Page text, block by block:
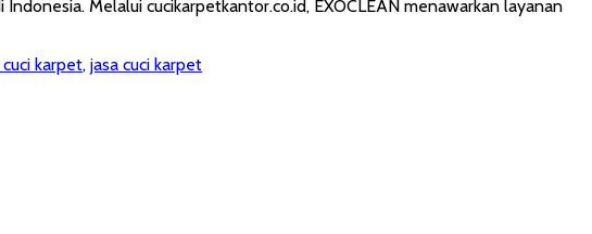
Melalui cucikarpetkantor.co.id, EXOCLEAN menawarkan layanan
cuci karpet, jasa cuci karpet